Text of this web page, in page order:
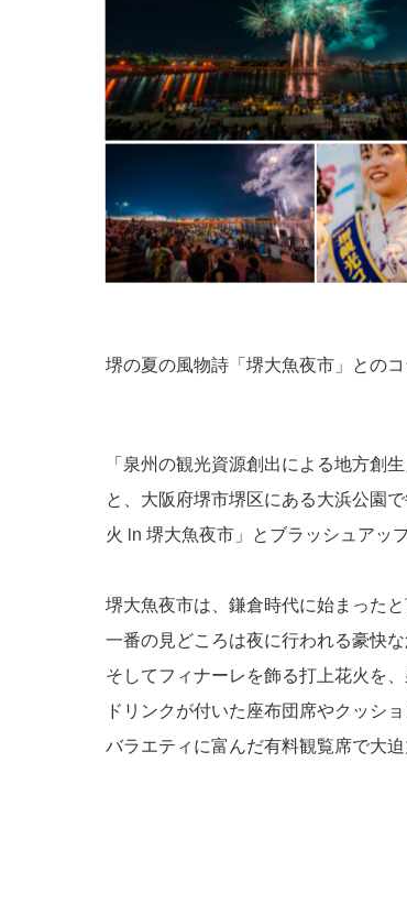
堺の夏の風物詩「堺大魚夜市」とのコ
「泉州の観光資源創出による地方創
と、大阪府堺市堺区にある大浜公園
火 in 堺大魚夜市」とブラッシュアッ
堺大魚夜市は、鎌倉時代に始まった
一番の見どころは夜に行われる豪快
そしてフィナーレを飾る打上花火を
ドリンクが付いた座布団席やクッシ
バラエティに富んだ有料観覧席で大